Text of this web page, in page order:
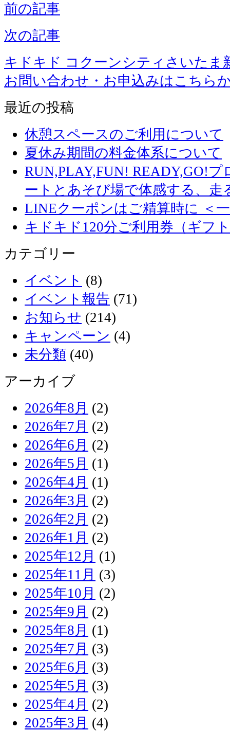
前の記事
次の記事
キドキド コクーンシティさいたま
お問い合わせ・お申込みはこちら
最近の投稿
休憩スペースのご利用について
夏休み期間の料金体系について
RUN,PLAY,FUN! READY,GO!
ートとあそび場で体感する、走
LINEクーポンはご精算時に ＜
キドキド120分ご利用券（ギフ
カテゴリー
イベント (8)
イベント報告 (71)
お知らせ (214)
キャンペーン (4)
未分類 (40)
アーカイブ
2026年8月 (2)
2026年7月 (2)
2026年6月 (2)
2026年5月 (1)
2026年4月 (1)
2026年3月 (2)
2026年2月 (2)
2026年1月 (2)
2025年12月 (1)
2025年11月 (3)
2025年10月 (2)
2025年9月 (2)
2025年8月 (1)
2025年7月 (3)
2025年6月 (3)
2025年5月 (3)
2025年4月 (2)
2025年3月 (4)